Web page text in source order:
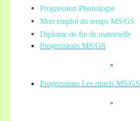
Progression Phonologie
Mon emploi du temps MS/GS
Diplome de fin de maternelle
Progressions MS/GS
Progressions Les rituels MS/GS